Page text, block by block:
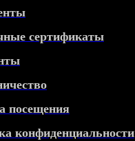
сертификаты
посещения
конфиденциальности